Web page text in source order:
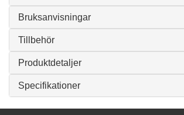
Bruksanvisningar
Tillbehör
Produktdetaljer
Specifikationer